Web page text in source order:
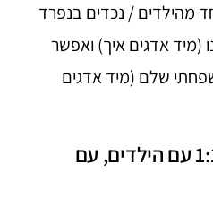
מהילדים / נכדים בנפרד
(מיד אדגים איך) ואפשר
שלם (מיד אדגים
דיאלוג הו'אופונפונו 1:1 עם הילדים, עם